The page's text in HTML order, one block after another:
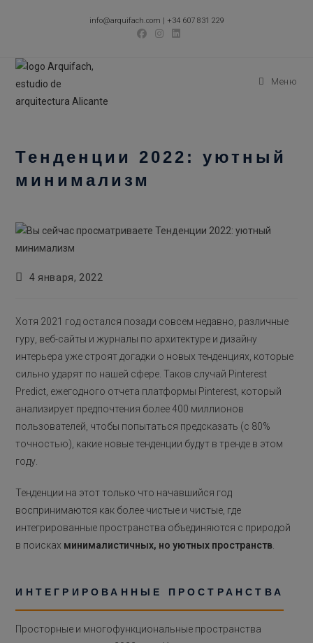
info@arquifach.com | +34 607 831 229
Меню
Тенденции 2022: уютный
минимализм
Запись
4 января, 2022
Хотя 2021 год остался позади совсем недавно, различные
гуру, веб-сайты и журналы по архитектуре и дизайну
интерьера уже строят догадки о новых тенденциях, которые
сильно ударят по нашей сфере. Таков случай Pinterest
Predict, ежегодного отчета платформы Pinterest, который
анализирует предпочтения более 400 миллионов
пользователей, чтобы попытаться предсказать (с 80%
точностью), какие новые тенденции будут в тренде в этом
году.
Тенденции на этот только что начавшийся год
воспринимаются как более чистые и чистые, где
интегрированные пространства объединяются с природой
в поисках минималистичных, но уютных пространств
ИНТЕГРИРОВАННЫЕ ПРОСТРАНСТВА
Просторные и многофункциональные пространства